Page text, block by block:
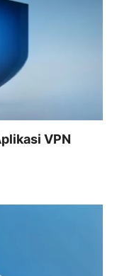
VPN